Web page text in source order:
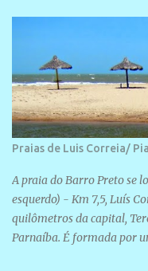
Praias de Luis Correia/
A praia do Barro Preto se
esquerdo) - Km 7,5, Luís
quilômetros da capital,
Parnaíba. É formada por